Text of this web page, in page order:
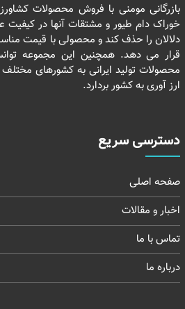
بازرگانی مومنی با فروش محصولات
خوراک دام طیور و مشتقات آنها در کیفیت
دلالان را حذف کند و محصولی با قیمت
قرار می دهد. همچنین این مجموعه
محصولات تولید ایرانی به کشورهای
ارز آوری به کشور بردارد.
دسترسی سریع
صفحه اصلی
اخبار و مقالات
تماس با ما
درباره ما